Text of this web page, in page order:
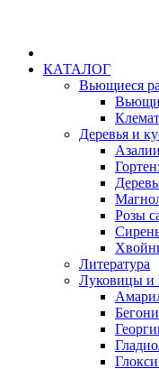
КАТАЛОГ
Вьющиеся
Деревья и
Розы
Литература
Луковицы и